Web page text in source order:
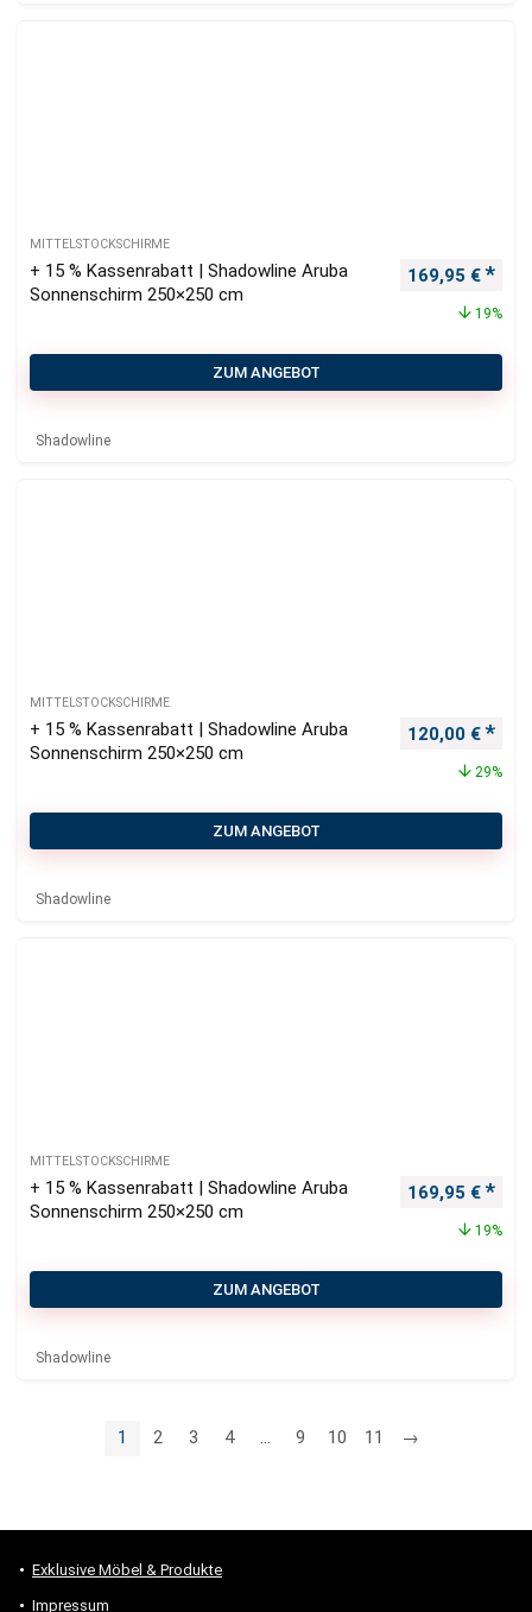
MITTELSTOCKSCHIRME
+ 15 % Kassenrabatt | Shadowline Aruba
Sonnenschirm 250×250 cm
169,95 €
19%
ZUM ANGEBOT
Shadowline
MITTELSTOCKSCHIRME
+ 15 % Kassenrabatt | Shadowline Aruba
Sonnenschirm 250×250 cm
120,00 €
29%
ZUM ANGEBOT
Shadowline
MITTELSTOCKSCHIRME
+ 15 % Kassenrabatt | Shadowline Aruba
Sonnenschirm 250×250 cm
169,95 €
19%
ZUM ANGEBOT
Shadowline
1 2 3 4 … 9 10 11 →
Exklusive Möbel & Produkte
Impressum